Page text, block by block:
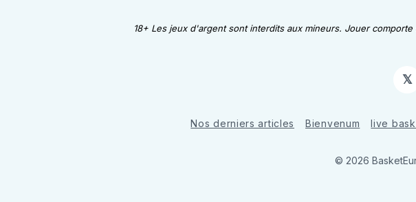
18+ Les jeux d'argent sont interdits aux mineurs. Jouer
𝕏
Nos derniers articles Bienvenum live
© 2026